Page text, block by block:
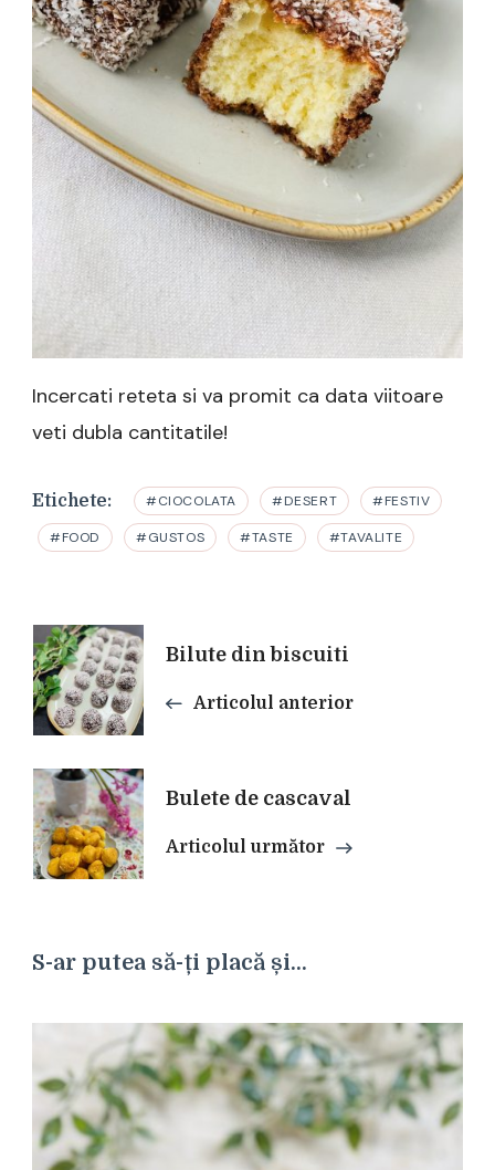
Incercati reteta si va promit ca data viitoare
veti dubla cantitatile!
Etichete: #CIOCOLATA #DESERT #FESTIV
#FOOD #GUSTOS #TASTE #TAVALITE
Navigare
în
articole
Bilute din biscuiti
Articolul anterior
Bulete de cascaval
Articolul următor
S-ar putea să-ți placă și...